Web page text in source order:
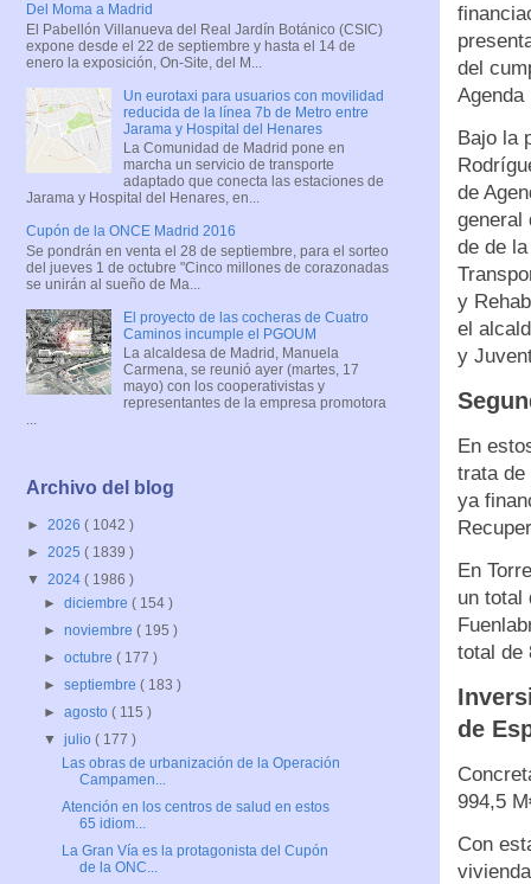
del
Agenda
Bajo la
de
general
de de
y
el
y
En
trata de
ya
En
un total
total de
de
994,5
Con
Del Moma a Madrid
El Pabellón Villanueva del Real Jardín Botánico (CSIC)
expone desde el 22 de septiembre y hasta el 14 de
enero la exposición, On-Site, del M...
Un eurotaxi para usuarios con movilidad
reducida de la línea 7b de Metro entre
Jarama y Hospital del Henares
La Comunidad de Madrid pone en
marcha un servicio de transporte
adaptado que conecta las estaciones de
Jarama y Hospital del Henares, en...
Cupón de la ONCE Madrid 2016
Se pondrán en venta el 28 de septiembre, para el sorteo
del jueves 1 de octubre "Cinco millones de corazonadas
se unirán al sueño de Ma...
El proyecto de las cocheras de Cuatro
Caminos incumple el PGOUM
La alcaldesa de Madrid, Manuela
Carmena, se reunió ayer (martes, 17
mayo) con los cooperativistas y
representantes de la empresa promotora
...
Archivo del blog
► 2026 ( 1042 )
► 2025 ( 1839 )
▼ 2024 ( 1986 )
►diciembre( 154 )
►noviembre( 195 )
►octubre( 177 )
►septiembre( 183 )
►agosto( 115 )
▼julio( 177 )
Las obras de urbanización de la Operación
Campamen...
Atención en los centros de salud en estos
65 idiom...
La Gran Vía es la protagonista del Cupón
de la ONC...